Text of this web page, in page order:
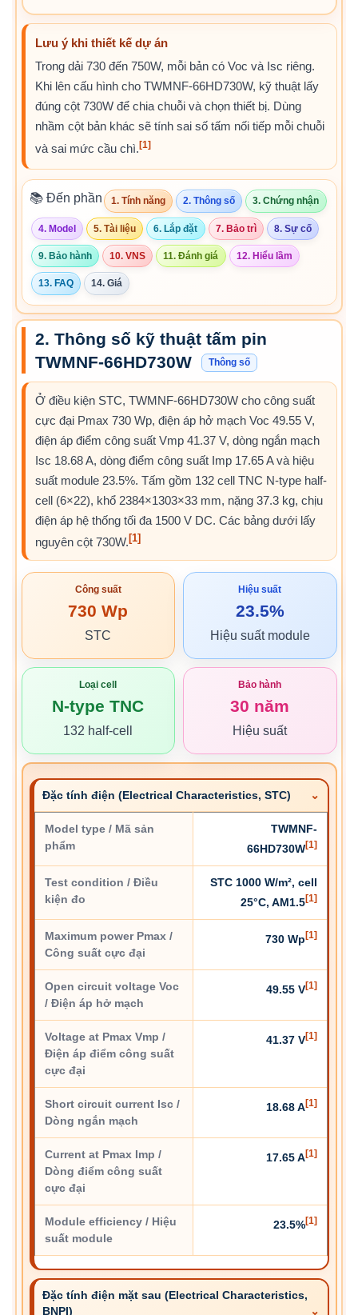
Lưu ý khi thiết kế dự án
Trong dải 730 đến 750W, mỗi bản có Voc và Isc riêng.
Khi lên cấu hình cho TWMNF-66HD730W, kỹ thuật lấy
đúng cột 730W để chia chuỗi và chọn thiết bị. Dùng
nhầm cột bản khác sẽ tính sai số tấm nối tiếp mỗi chuỗi
và sai mức cầu chì. [1]
📚 Đến phần 1. Tính năng 2. Thông số 3. Chứng nhận
4. Model 5. Tài liệu 6. Lắp đặt 7. Bảo trì 8. Sự cố
9. Bảo hành 10. VNS 11. Đánh giá 12. Hiểu lầm
13. FAQ 14. Giá
2. Thông số kỹ thuật tấm pin
TWMNF-66HD730W
Thông số
Ở điều kiện STC, TWMNF-66HD730W cho công suất
cực đại Pmax 730 Wp, điện áp hở mạch Voc 49.55 V,
điện áp điểm công suất Vmp 41.37 V, dòng ngắn mạch
Isc 18.68 A, dòng điểm công suất Imp 17.65 A và hiệu
suất module 23.5%. Tấm gồm 132 cell TNC N-type half-
cell (6×22), khổ 2384×1303×33 mm, nặng 37.3 kg, chịu
điện áp hệ thống tối đa 1500 V DC. Các bảng dưới lấy
nguyên cột 730W. [1]
Công suất
730 Wp
STC
Hiệu suất
23.5%
Hiệu suất module
Loại cell
N-type TNC
132 half-cell
Bảo hành
30 năm
Hiệu suất
Đặc tính điện (Electrical Characteristics, STC)
Model type / Mã sản
phẩm
TWMNF-
66HD730W[1]
Test condition / Điều
kiện đo
STC 1000 W/m², cell
25°C, AM1.5[1]
Maximum power Pmax /
Công suất cực đại
730 Wp [1]
Open circuit voltage Voc
/ Điện áp hở mạch
49.55 V[1]
Voltage at Pmax Vmp /
Điện áp điểm công suất
cực đại
41.37 V[1]
Short circuit current Isc /
Dòng ngắn mạch
18.68 A[1]
Current at Pmax Imp /
Dòng điểm công suất
cực đại
17.65 A[1]
Module efficiency / Hiệu
suất module
23.5%[1]
Đặc tính điện mặt sau (Electrical Characteristics,
BNPI)